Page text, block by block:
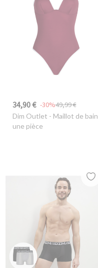
34,90 € 49,99 €
-30%
Dim Outlet - Maillot de bain
une pièce